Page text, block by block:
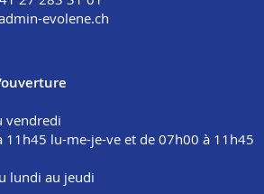
evolene.ch
vendredi
11h45 lu-me-je-ve et de 07h00 à 11h45
lundi au jeudi